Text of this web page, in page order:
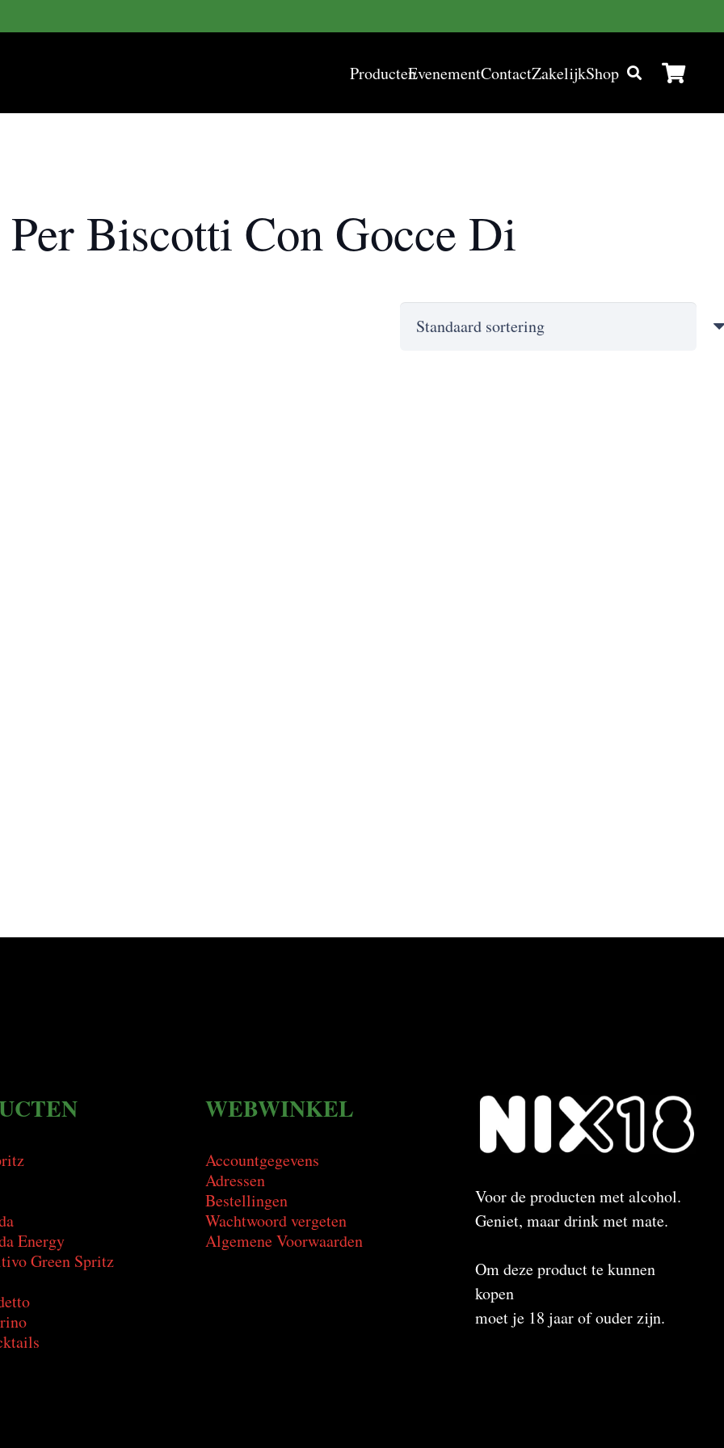
ProductenEvenementContactZakelijkShop
Biscotti Con Gocce Di
Energy
Green Spritz
WEBWINKEL
Accountgegevens
Adressen
Bestellingen
Wachtwoord vergeten
Algemene Voorwaarden
Voor de producten met alcohol.
Geniet, maar drink met mate.
Om deze product te kunnen
kopen
moet je 18 jaar of ouder zijn.